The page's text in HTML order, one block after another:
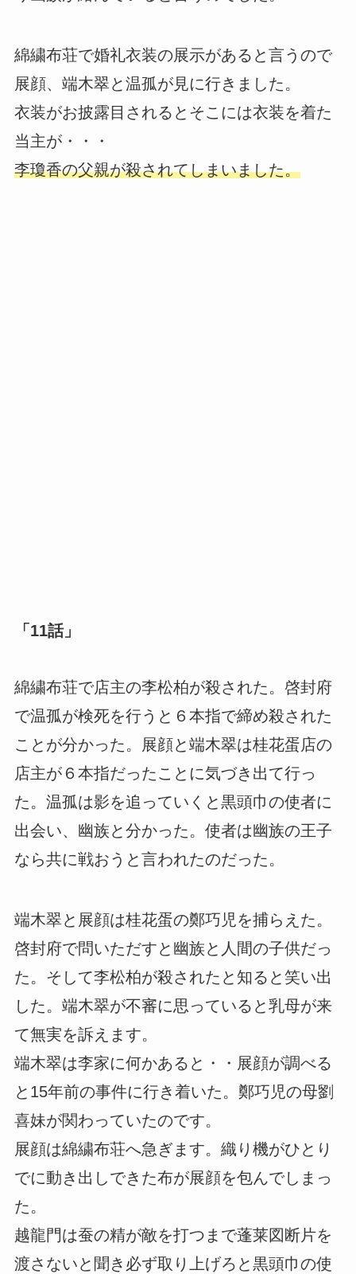
綿繍布荘で婚礼衣装の展示があると言うので
展顔、端木翠と温孤が見に行きました。
衣装がお披露目されるとそこには衣装を着た
当主が・・・
李瓊香の父親が殺されてしまいました。
「11話」
綿繍布荘で店主の李松柏が殺された。啓封府
で温孤が検死を行うと６本指で締め殺された
ことが分かった。展顔と端木翠は桂花蛋店の
店主が６本指だったことに気づき出て行っ
た。温孤は影を追っていくと黒頭巾の使者に
出会い、幽族と分かった。使者は幽族の王子
なら共に戦おうと言われたのだった。
端木翠と展顔は桂花蛋の鄭巧児を捕らえた。
啓封府で問いただすと幽族と人間の子供だっ
た。そして李松柏が殺されたと知ると笑い出
した。端木翠が不審に思っていると乳母が来
て無実を訴えます。
端木翠は李家に何かあると・・展顔が調べる
と15年前の事件に行き着いた。鄭巧児の母劉
喜妹が関わっていたのです。
展顔は綿繍布荘へ急ぎます。織り機がひとり
でに動き出しできた布が展顔を包んでしまっ
た。
越龍門は蚕の精が敵を打つまで蓬莱図断片を
渡さないと聞き必ず取り上げろと黒頭巾の使